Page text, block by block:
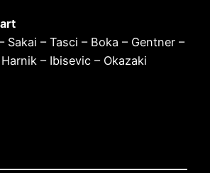
Sakai – Tasci – Boka – Gentner –
– Ibisevic – Okazaki